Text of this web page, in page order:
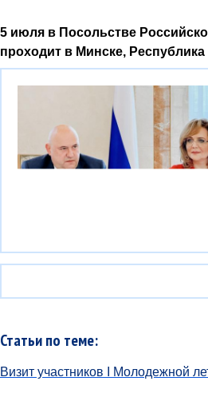
5 июля в Посольстве
проходит в Минске,
Статьи по теме:
Визит участников I Молодежной